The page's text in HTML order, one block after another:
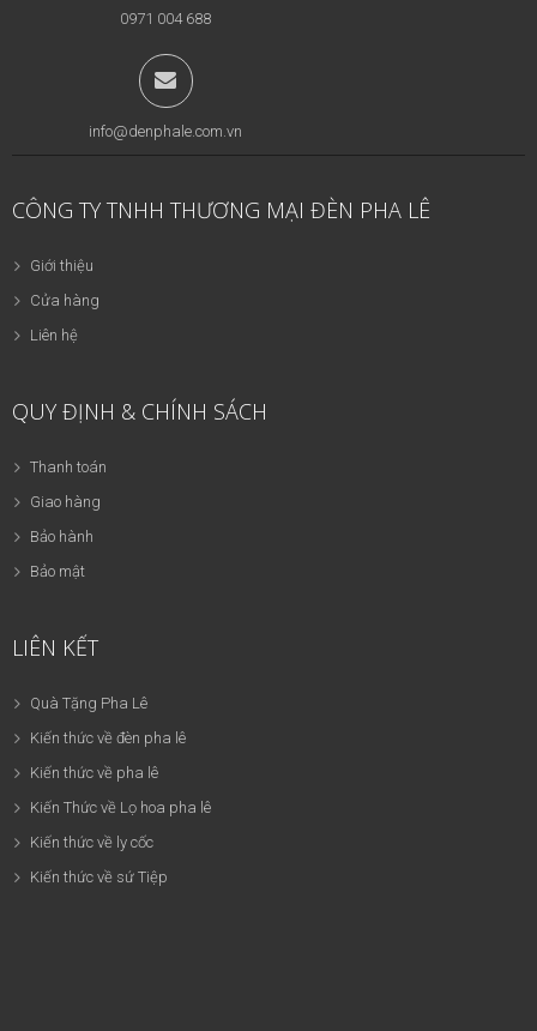
0971 004 688
info@denphale.com.vn
CÔNG TY TNHH THƯƠNG MẠI ĐÈN PHA LÊ
Giới thiệu
Cửa hàng
Liên hệ
QUY ĐỊNH & CHÍNH SÁCH
Thanh toán
Giao hàng
Bảo hành
Bảo mật
LIÊN KẾT
Quà Tặng Pha Lê
Kiến thức về đèn pha lê
Kiến thức về pha lê
Kiến Thức về Lọ hoa pha lê
Kiến thức về ly cốc
Kiến thức về sứ Tiệp